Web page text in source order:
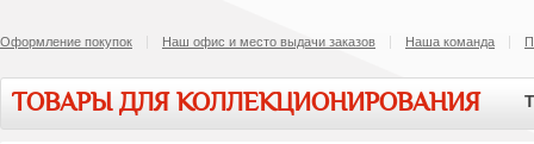
Оформление покупок Наш офис и место выдачи заказов Наша команда
ТОВАРЫ ДЛЯ КОЛЛЕКЦИОНИРОВАНИЯ